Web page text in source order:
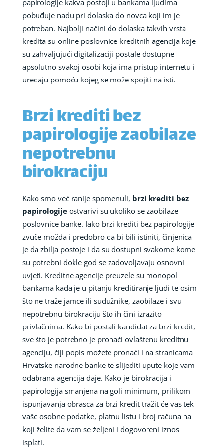
papirologije kakva postoji u bankama ljudima
pobuđuje nadu pri dolaska do novca koji im je
potreban. Najbolji načini do dolaska takvih vrsta
kredita su online poslovnice kreditnih agencija koje
su zahvaljujući digitalizaciji postale dostupne
apsolutno svakoj osobi koja ima pristup internetu i
uređaju pomoću kojeg se može spojiti na isti.
Brzi krediti bez
papirologije zaobilaze
nepotrebnu
birokraciju
Kako smo već ranije spomenuli, brzi krediti bez
papirologijeostvarivi su ukoliko se zaobilaze
poslovnice banke. Iako brzi krediti bez papirologije
zvuče možda i predobro da bi bili istiniti, činjenica
je da zbilja postoje i da su dostupni svakome kome
su potrebni dokle god se zadovoljavaju osnovni
uvjeti. Kreditne agencije preuzele su monopol
bankama kada je u pitanju kreditiranje ljudi te osim
što ne traže jamce ili sudužnike, zaobilaze i svu
nepotrebnu birokraciju što ih čini izrazito
privlačnima. Kako bi postali kandidat za brzi kredit,
sve što je potrebno je pronaći ovlaštenu kreditnu
agenciju, čiji popis možete pronaći i na stranicama
Hrvatske narodne banke te slijediti upute koje vam
odabrana agencija daje. Kako je birokracija i
papirologija smanjena na goli minimum, prilikom
ispunjavanja obrasca za brzi kredit tražit će vas tek
vaše osobne podatke, platnu listu i broj računa na
koji želite da vam se željeni i dogovoreni iznos
isplati.